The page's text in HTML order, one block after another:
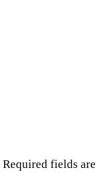
Required fields are